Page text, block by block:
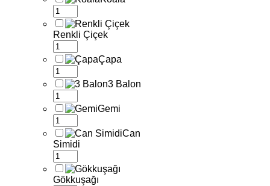
Renkli Çiçek
Çapa
3 Balon
Gemi
Can
Simidi
Gökkuşağı